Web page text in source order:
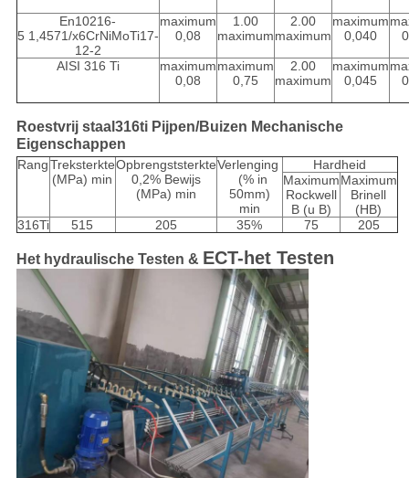
En10216-
5 1,4571/x6CrNiMoTi17-
12-2
maximum
0,08
1.00
maximum
2.00
maximum
maximum
0,040
AISI 316 Ti
maximum
0,08
maximum
0,75
2.00
maximum
maximum
0,045
Roestvrij staal316ti Pijpen/Buizen Mechanische
Eigenschappen
RangTreksterkte
(MPa) min
Opbrengststerkte
0,2% Bewijs
(MPa) min
Verlenging
(% in
50mm)
min
Hardheid
Maximum
Rockwell
B (u B)
Maximum
Brinell
(HB)
316Ti
515 205 35% 75 205
Het hydraulische Testen & ECT-het Testen